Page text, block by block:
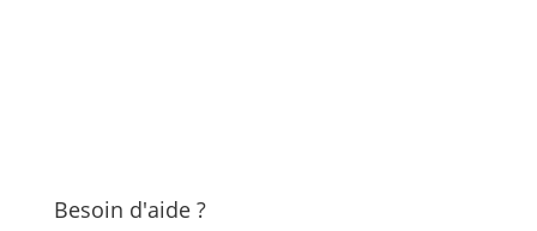
Besoin d'aide ?